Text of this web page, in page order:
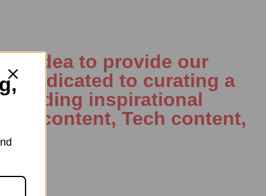
idea to provide our
dedicated to curating a
inspirational
AI content, Tech content,